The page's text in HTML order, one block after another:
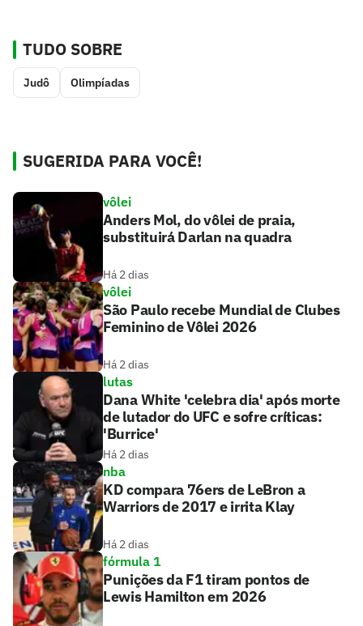
TUDO SOBRE
Judô Olimpíadas
SUGERIDA PARA VOCÊ!
vôlei
Anders Mol, do vôlei de praia,
substituirá Darlan na quadra
Há 2 dias
vôlei
São Paulo recebe Mundial de Clubes
Feminino de Vôlei 2026
Há 2 dias
lutas
Dana White 'celebra dia' após morte
de lutador do UFC e sofre críticas:
'Burrice'
Há 2 dias
nba
KD compara 76ers de LeBron a
Warriors de 2017 e irrita Klay
Há 2 dias
fórmula 1
Punições da F1 tiram pontos de
Lewis Hamilton em 2026